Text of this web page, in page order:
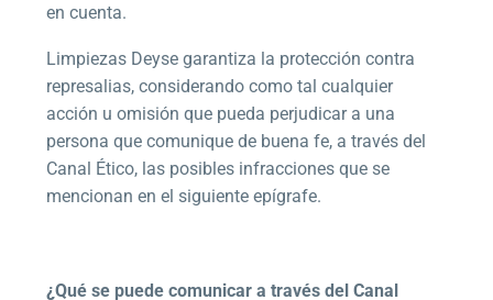
en cuenta.
Limpiezas Deyse garantiza la protección contra
represalias, considerando como tal cualquier
acción u omisión que pueda perjudicar a una
persona que comunique de buena fe, a través del
Canal Ético, las posibles infracciones que se
mencionan en el siguiente epígrafe.
¿Qué se puede comunicar a través del Canal